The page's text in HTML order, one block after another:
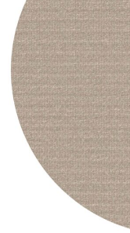
ABOUT US